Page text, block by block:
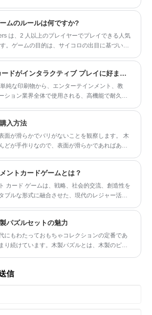
ムのルールは何ですか?
は、2 人以上のプレイヤーでプレイできる人気
。ゲームの目的は、サイコロの出目に基づいて
最新のゲーム カードがインタラクティブ プレイに好まれる理由は何ですか?
純な印刷物から、エンターテインメント、教
ション業界全体で使用される、高機能で耐久性
影響を与えるのか、そしてゲーム カードの開発
トレンドが影響するのかを探ります。このコン
製品パラメーターを明確な形式で強調し、信頼
拡大し続けるにつれて、ゲーム、ブランディン
でゲーム カードを使用するバイヤー、企業、開
特性と市場の方向性を理解することがますます
入方法
面が滑らかでバリがないことを観察します。 木
どが手作りなので、表面が滑らかであればある
ントカードゲームとは？
カード ゲームは、戦略、社会的交流、創造性を
ブルな形式に融合させた、現代のレジャー活動
りの一部としてプレイする場合でも、これらの
以上のものを提供します。
パズルセットの魅力
にもわたっておもちゃコレクションの定番であ
り続けています。木製パズルとは、木製のピー
す。これらのパズルは、楽しくて魅力的な時間
信